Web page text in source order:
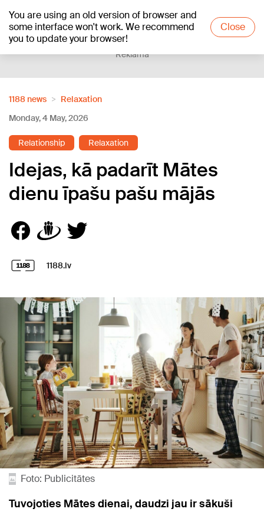
You are using an old version of browser and
some interface won't work. We recommend
you to update your browser!
Close
+18°C
Reklāma
1188 news
Relaxation
Monday, 4 May, 2026
Relationship Relaxation
Idejas, kā padarīt Mātes
dienu īpašu pašu mājās
1188.lv
Foto: Publicitātes
Tuvojoties Mātes dienai, daudzi jau ir sākuši